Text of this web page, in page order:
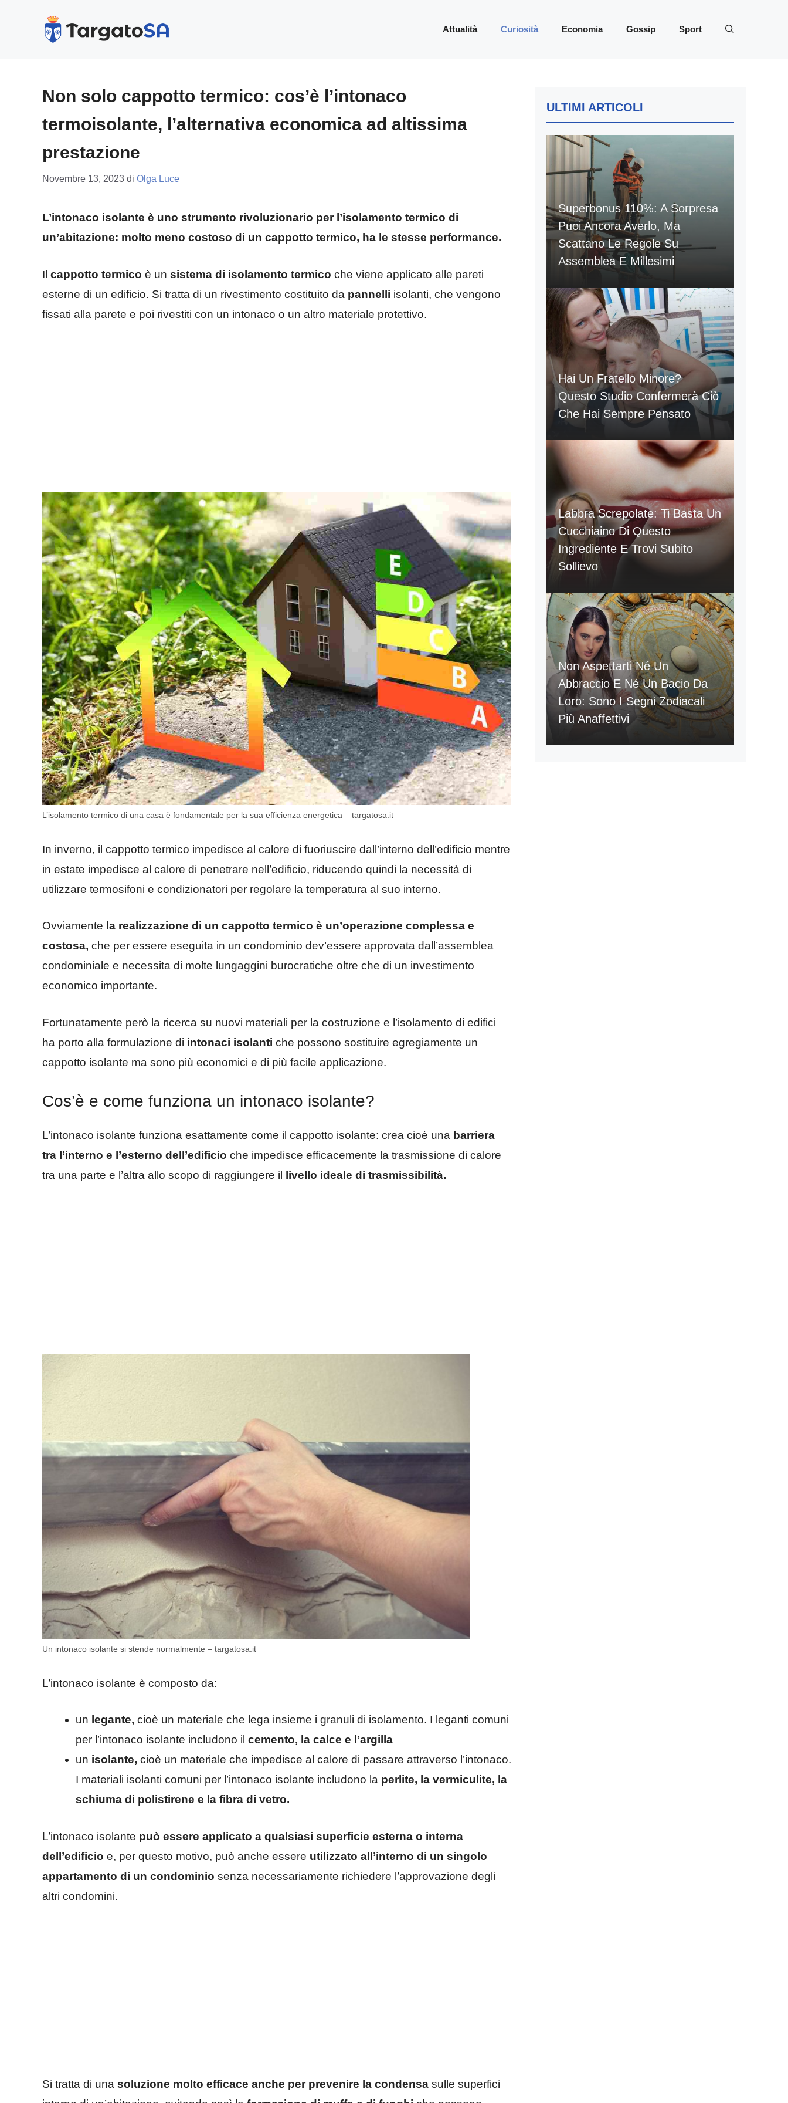
Attualità Curiosità Economia Gossip Sport
Non solo cappotto termico: cos’è l’intonaco
termoisolante, l’alternativa economica ad altissima
prestazione
Novembre 13, 2023 di Olga Luce
L’intonaco isolante è uno strumento rivoluzionario per l’isolamento termico di
un’abitazione: molto meno costoso di un cappotto termico, ha le stesse performance.
Il cappotto termico è un sistema di isolamento termico che viene applicato alle pareti
esterne di un edificio. Si tratta di un rivestimento costituito da pannelli isolanti, che vengono
fissati alla parete e poi rivestiti con un intonaco o un altro materiale protettivo.
L’isolamento termico di una casa è fondamentale per la sua efficienza energetica – targatosa.it
In inverno, il cappotto termico impedisce al calore di fuoriuscire dall’interno dell’edificio mentre
in estate impedisce al calore di penetrare nell’edificio, riducendo quindi la necessità di
utilizzare termosifoni e condizionatori per regolare la temperatura al suo interno.
Ovviamente la realizzazione di un cappotto termico è un’operazione complessa e
costosa, che per essere eseguita in un condominio dev’essere approvata dall’assemblea
condominiale e necessita di molte lungaggini burocratiche oltre che di un investimento
economico importante.
Fortunatamente però la ricerca su nuovi materiali per la costruzione e l’isolamento di edifici
ha porto alla formulazione di intonaci isolanti che possono sostituire egregiamente un
cappotto isolante ma sono più economici e di più facile applicazione.
Cos’è e come funziona un intonaco isolante?
L’intonaco isolante funziona esattamente come il cappotto isolante: crea cioè una barriera
tra l’interno e l’esterno dell’edificio che impedisce efficacemente la trasmissione di calore
tra una parte e l’altra allo scopo di raggiungere il
livello ideale di trasmissibilità.
Un intonaco isolante si stende normalmente – targatosa.it
L’intonaco isolante è composto da:
un legante, cioè un materiale che lega insieme i granuli di isolamento. I leganti comuni
per l’intonaco isolante includono il cemento, la calce e l’argilla
un isolante, cioè un materiale che impedisce al calore di passare attraverso l’intonaco.
I materiali isolanti comuni per l’intonaco isolante includono la perlite, la vermiculite, la
schiuma di polistirene e la fibra di vetro.
L’intonaco isolante può essere applicato a qualsiasi superficie esterna o interna
dell’edificio e, per questo motivo, può anche essere utilizzato all’interno di un singolo
appartamento di un condominio senza necessariamente richiedere l’approvazione degli
altri condomini.
Si tratta di una soluzione molto efficace anche per prevenire la condensa sulle superfici
ULTIMI ARTICOLI
Superbonus 110%: A Sorpresa
Puoi Ancora Averlo, Ma
Scattano Le Regole Su
Assemblea E Millesimi
Hai Un Fratello Minore?
Questo Studio Confermerà Ciò
Che Hai Sempre Pensato
Labbra Screpolate: Ti Basta Un
Cucchiaino Di Questo
Ingrediente E Trovi Subito
Sollievo
Non Aspettarti Né Un
Abbraccio E Né Un Bacio Da
Loro: Sono I Segni Zodiacali
Più Anaffettivi